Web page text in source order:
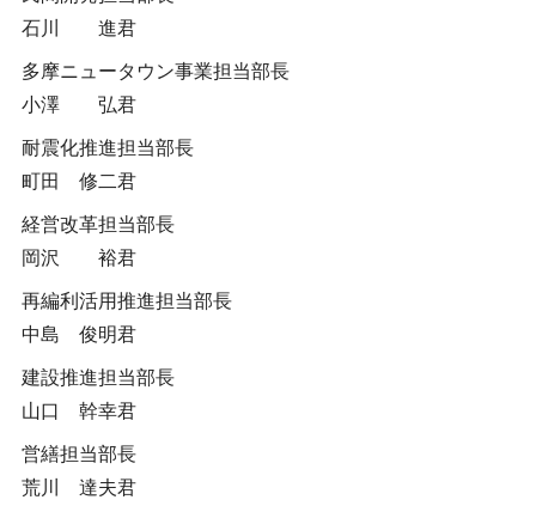
石川 進君
多摩ニュータウン事業担当部長
小澤 弘君
耐震化推進担当部長
町田 修二君
経営改革担当部長
岡沢 裕君
再編利活用推進担当部長
中島 俊明君
建設推進担当部長
山口 幹幸君
営繕担当部長
荒川 達夫君